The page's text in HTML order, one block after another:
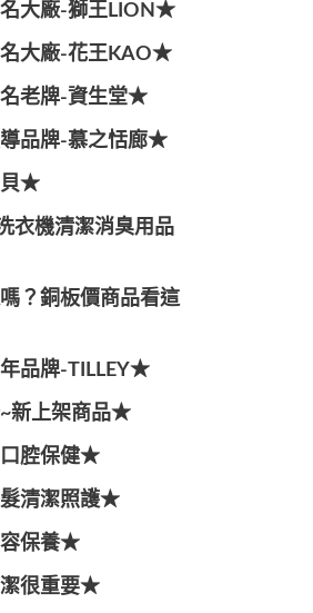
大廠-獅王LION★
大廠-花王KAO★
老牌-資生堂★
品牌-慕之恬廊★
★
衣機清潔消臭用品
？銅板價商品看這
品牌-TILLEY★
新上架商品★
腔保健★
清潔照護★
保養★
很重要★